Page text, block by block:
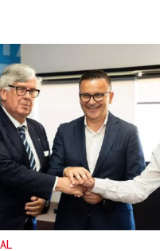
logo sexista de una
un toro "sometiendo